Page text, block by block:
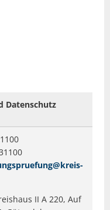
Datenschutz
II A 220, Auf